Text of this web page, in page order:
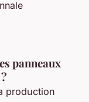
panneaux
production